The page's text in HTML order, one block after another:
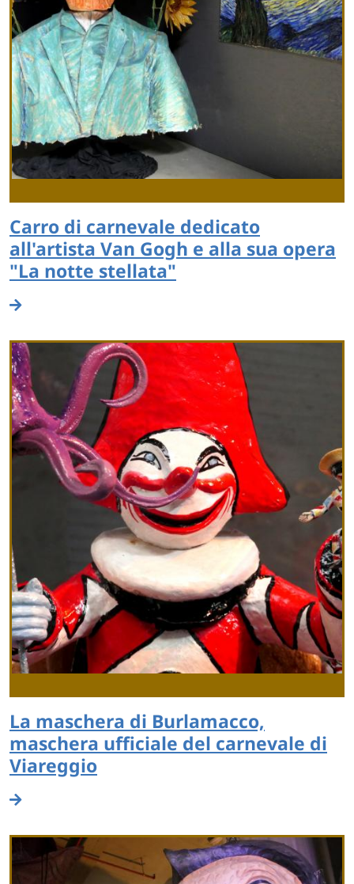
Carro di carnevale dedicato
all'artista Van Gogh e alla sua opera
"La notte stellata"
La maschera di Burlamacco,
maschera ufficiale del carnevale di
Viareggio